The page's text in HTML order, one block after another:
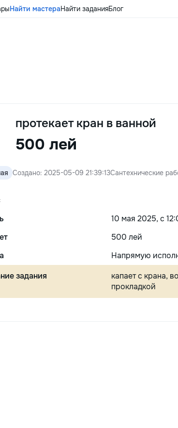
Найти мастераНайти заданияБлог
протекает кран в ванной
500 лей
Создано: 2025-05-09 21:39:13Сантехнические
10 мая 2025, c
500 лей
Напрямую
задания
капает с крана,
прокладкой